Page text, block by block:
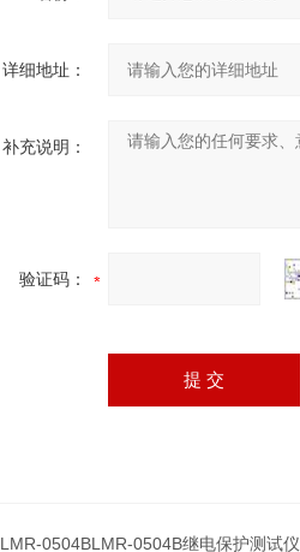
详细地址：
补充说明：
验证码：
LMR-0504BLMR-0504B继电保护测试仪